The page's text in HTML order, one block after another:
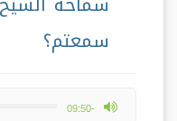
سمعتم؟
-09:50
max volume